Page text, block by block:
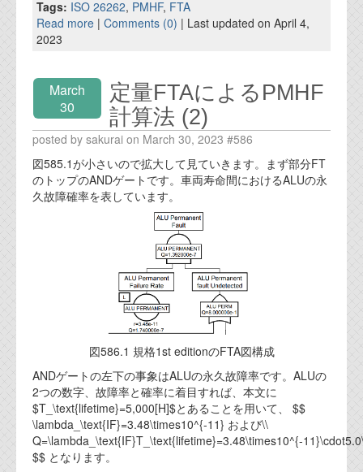
お問い合わせ
お問い合わせフォーム
Tags: ISO 26262, PMHF, FTA
Read more | Comments (0) | Last updated on April 4,
2023
March
30
定量FTAによるPMHF
計算法 (2)
posted by sakurai on March 30, 2023 #586
図585.1が小さいので拡大して見ていきます。まず部分FT
のトップのANDゲートです。車両寿命間におけるALUの永
久故障確率を表しています。
図586.1 規格1st editionのFTA図構成
ANDゲートの左下の事象はALUの永久故障率です。ALUの
2つの数字、故障率と確率に着目すれば、本文に
$T_\text{lifetime}=5,000[H]$とあることを用いて、 $$
\lambda_\text{IF}=3.48\times10^{-11} および\\
Q=\lambda_\text{IF}T_\text{lifetime}=3.48\times10^{-
$$ となります。